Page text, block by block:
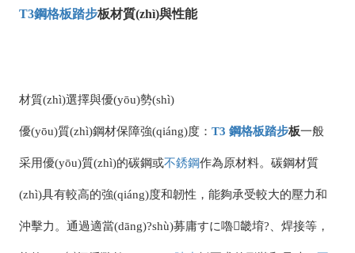
T3鋼格板踏步板材質(zhì)與性能
材質(zhì)選擇與優(yōu)勢(shì)
優(yōu)質(zhì)鋼材保障強(qiáng)度：T3 鋼格板踏步板一般
采用優(yōu)質(zhì)的碳鋼或不銹鋼作為原材料。碳鋼材質
(zhì)具有較高的強(qiáng)度和韌性，能夠承受較大的壓力和
沖擊力。通過適當(dāng)?shù)募庸すに嚕畿堉?、焊接等，